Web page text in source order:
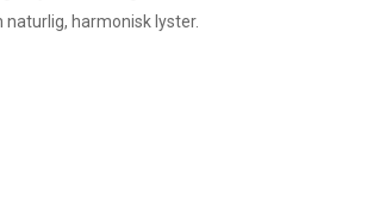
harmonisk lyster.